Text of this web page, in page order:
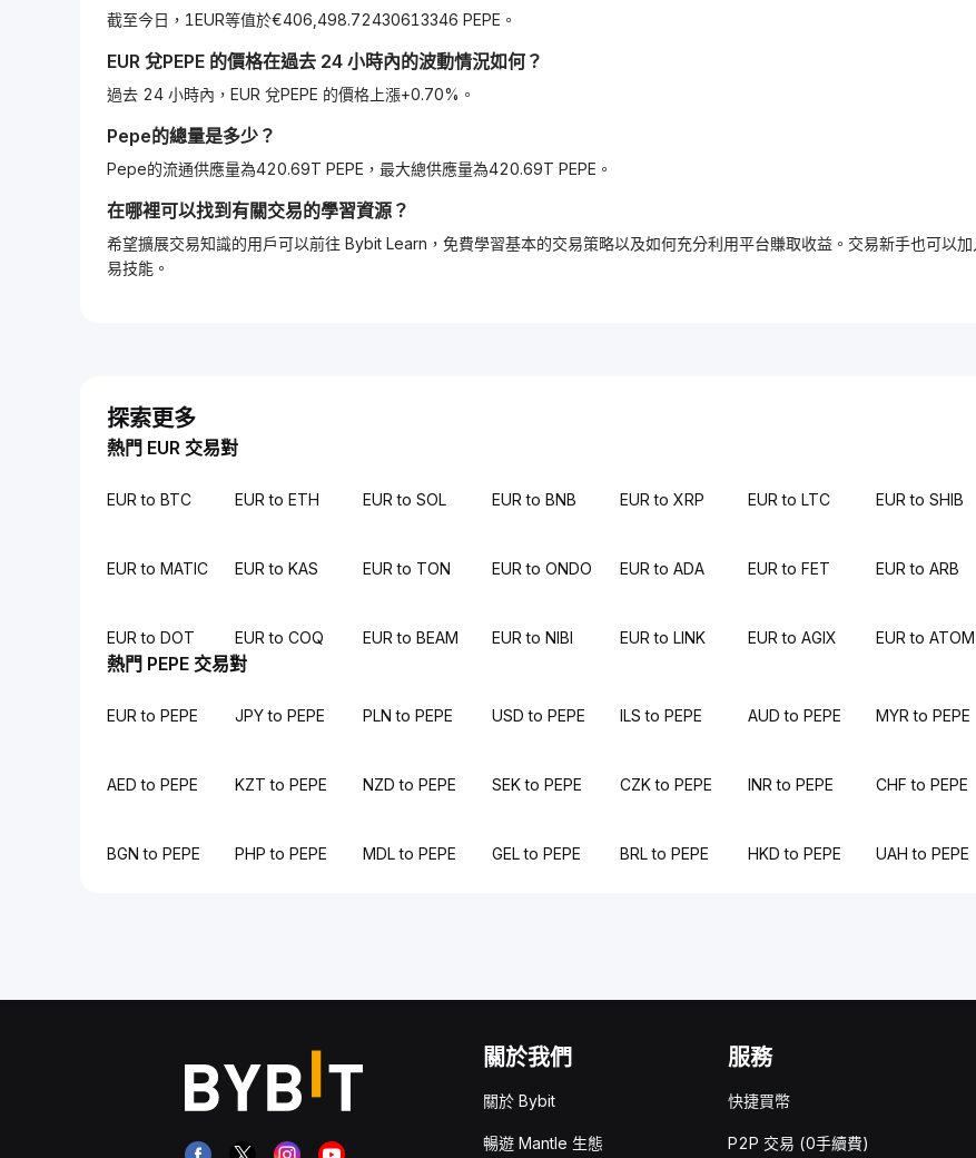
截至今日，1EUR等值於€406,498.72430613346 PEPE。
EUR 兌PEPE 的價格在過去 24 小時內的波動情況如何？
過去 24 小時內，EUR 兌PEPE 的價格上漲+0.70%。
Pepe的總量是多少？
Pepe的流通供應量為420.69T PEPE，最大總供應量為420.69T PEPE。
在哪裡可以找到有關交易的學習資源？
希望擴展交易知識的用戶可以前往 Bybit Learn，免費學習基本的交易策略以及如何充分利用平台賺取收益。交易新手也可以
易技能。
探索更多
熱門 EUR 交易對
EUR to BTC EUR to ETH EUR to SOL EUR to BNB EUR to XRP EUR to LTC EUR to SHIB
EUR to MATIC EUR to KAS EUR to TON EUR to ONDO EUR to ADA EUR to FET EUR to ARB
EUR to DOT EUR to COQ EUR to BEAM EUR to NIBI EUR to LINK EUR to AGIX EUR to ATOM
熱門 PEPE 交易對
EUR to PEPE JPY to PEPE PLN to PEPE USD to PEPE ILS to PEPE AUD to PEPE MYR to PEPE
AED to PEPE KZT to PEPE NZD to PEPE SEK to PEPE CZK to PEPE INR to PEPE CHF to PEPE
BGN to PEPE PHP to PEPE MDL to PEPE GEL to PEPE BRL to PEPE HKD to PEPE UAH to PEPE
關於我們
關於 Bybit
暢遊 Mantle 生態
服務
快捷買幣
P2P 交易 (0手續費)